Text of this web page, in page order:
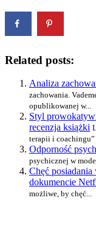
Related posts:
Analiza
zachowania.
opublikowanej w...
Styl
recenzja książki
terapii i coachingu”
Odporność
psychicznej w
Chęć
dokumencie
możliwe, by chęć...